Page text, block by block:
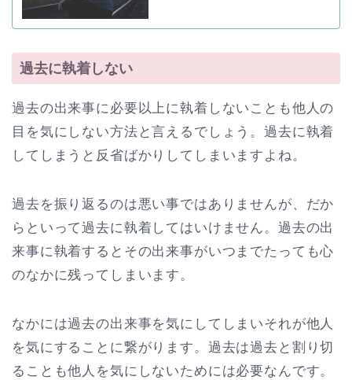
過去に執着しない
過去の出来事に必要以上に執着しないことも他人の
目を気にしない方法と言えるでしょう。過去に執着
してしまうと反省ばかりしてしまいますよね。
過去を振り返るのは悪い事ではありませんが、だか
らといって過去に執着してはいけません。過去の出
来事に執着するとその出来事がいつまでたっても心
のなかに残ってしまいます。
なかには過去の出来事を気にしてしまいそれが他人
を気にすることに繋がります。過去は過去と割り切
ることも他人を気にしないためには必要なんです。